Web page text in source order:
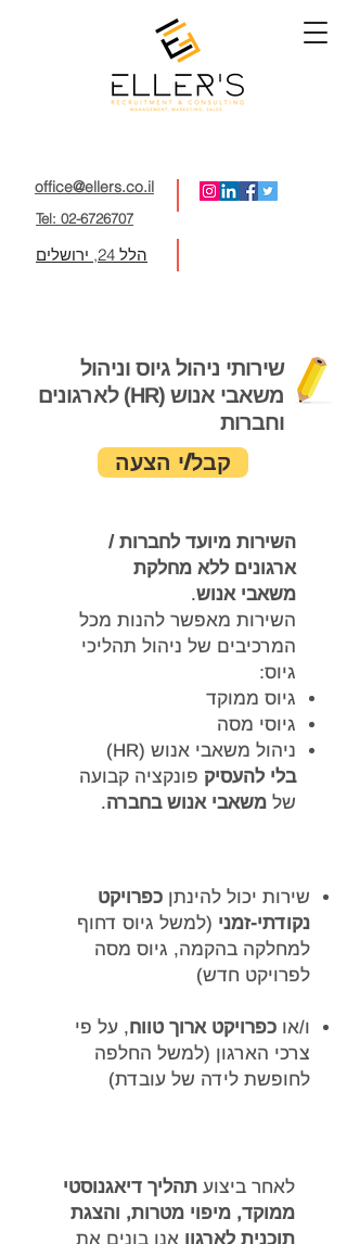
Tel: 02-6726707
office@ellers.co.il
הלל 24, ירושלים
שירותי ניהול גיוס וניהול
משאבי אנוש (HR) לארגונים
וחברות
קבל/י הצעה
השירות מיועד לחברות /
ארגונים ללא מחלקת
משאבי אנוש.
השירות מאפשר להנות מכל
המרכיבים של ניהול תהליכי
גיוס:
גיוס ממוקד
גיוסי מסה
ניהול משאבי אנוש (HR)
בלי להעסיק פונקציה קבועה
של משאבי אנוש בחברה.
שירות יכול להינתן כפרויקט
נקודתי-זמני (למשל גיוס דחוף
למחלקה בהקמה, גיוס מסה
לפרויקט חדש)
ו/או כפרויקט ארוך טווח, על פי
צרכי הארגון (למשל החלפה
לחופשת לידה של עובדת)
לאחר ביצוע תהליך דיאגנוסטי
ממוקד, מיפוי מטרות, והצגת
תוכנית לארגון אנו בונים את